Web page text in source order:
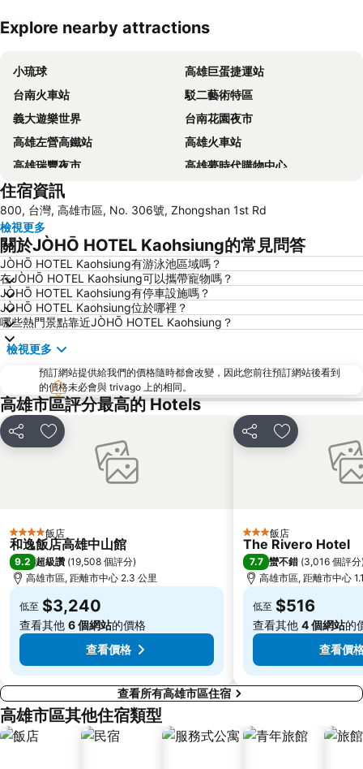
展開地圖
Explore nearby attractions
小琉球
高雄巨蛋捷運站
台南火車站
駁二藝術特區
義大遊樂世界
台南花園夜市
高雄左營高鐵站
高雄火車站
高雄瑞豐夜市
高雄夢時代購物中心
高雄六合夜市
高雄美麗島捷運站
85大樓
台南安平古堡
台南高鐵站
高雄義大世界
高雄市立美術館
高雄85大樓
台南大東夜市
佛光山佛陀紀念館
西子灣
高雄中央公園
鹿耳門天后宮
高雄真愛碼頭
高雄新崛江
高雄醫學大學
三鳳中街
高雄愛河
高雄壽山動物園
高雄文化中心
高雄中山大學
高雄義守大學
大鵬灣國家風景區
台南孔廟
台南黃金海岸
茂林國家風景區
高雄光榮碼頭
旗津海景觀光自行車道
蓮池潭
國立台灣歷史博物館
高雄技擊館
住宿資訊
800, 台灣, 高雄市區, No. 306號, Zhongshan 1st Rd
檢視更多
關於JÒHŌ HOTEL Kaohsiung的常見問答
JÒHŌ HOTEL Kaohsiung有游泳池區域嗎？
在JÒHŌ HOTEL Kaohsiung可以攜帶寵物嗎？
JÒHŌ HOTEL Kaohsiung有停車設施嗎？
JÒHŌ HOTEL Kaohsiung位於哪裡？
哪些熱門景點靠近JÒHŌ HOTEL Kaohsiung？
檢視更多
預訂網站提供給我們的價格隨時都會改變，因此您前往預訂網站後看到
的價格未必會與 trivago 上的相同。
高雄市區評分最高的 Hotels
分享 加入我的最愛
4 星級 飯店
和逸飯店高雄中山館
9.2 超級讚 (19,508 個評分)
高雄市區, 距離市中心 2.3 公里
低至 $3,240
查看其他 6 個網站的價格
查看價格
分享 加入我的最愛
3 星級飯店
The Rivero Hotel
7.7 蠻不錯 (3,016 個評分
高雄市區, 距離市中心
低至 $516
查看其他 4 個網站的
查看價
查看所有高雄市區住宿
高雄市區其他住宿類型